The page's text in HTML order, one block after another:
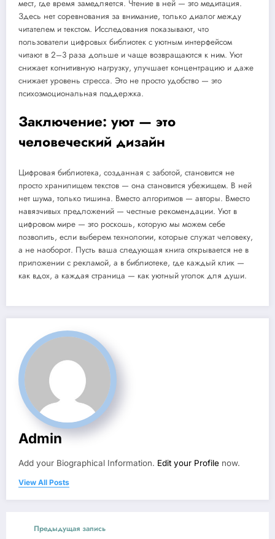
мест, где время замедляется. Чтение в ней — это медитация.
Здесь нет соревнования за внимание, только диалог между
читателем и текстом. Исследования показывают, что
пользователи цифровых библиотек с уютным интерфейсом
читают в 2–3 раза дольше и чаще возвращаются к ним. Уют
снижает когнитивную нагрузку, улучшает концентрацию и даже
снижает уровень стресса. Это не просто удобство — это
психоэмоциональная поддержка.
Заключение: уют — это
человеческий дизайн
Цифровая библиотека, созданная с заботой, становится не
просто хранилищем текстов — она становится убежищем. В ней
нет шума, только тишина. Вместо алгоритмов — авторы. Вместо
навязчивых предложений — честные рекомендации. Уют в
цифровом мире — это роскошь, которую мы можем себе
позволить, если выберем технологии, которые служат человеку,
а не наоборот. Пусть ваша следующая книга открывается не в
приложении с рекламой, а в библиотеке, где каждый клик —
как вдох, а каждая страница — как уютный уголок для души.
Admin
Add your Biographical Information. Edit your Profile now.
View All Posts
Предыдущая запись